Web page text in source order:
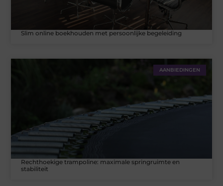
Slim online boekhouden met persoonlijke begeleiding
AANBIEDINGEN
Rechthoekige trampoline: maximale springruimte en
stabiliteit